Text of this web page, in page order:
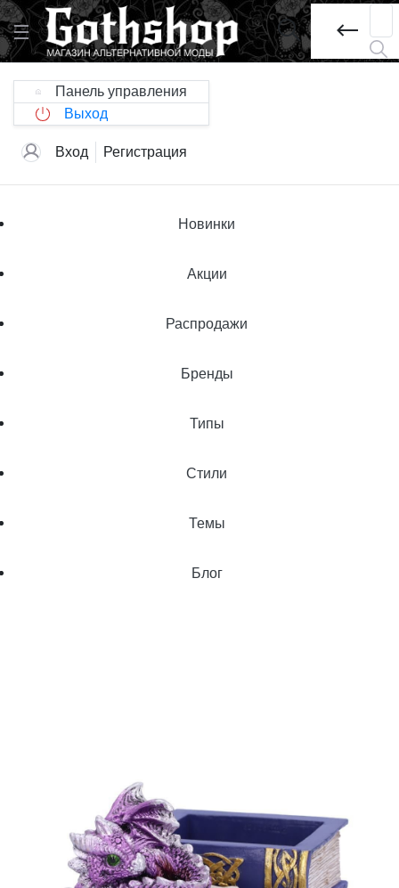
Панель управления
Выход
Вход Регистрация
Новинки
Акции
Распродажи
Бренды
Типы
Стили
Темы
Блог